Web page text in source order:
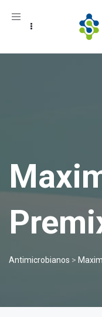
Toggle
Antimicrobianos >